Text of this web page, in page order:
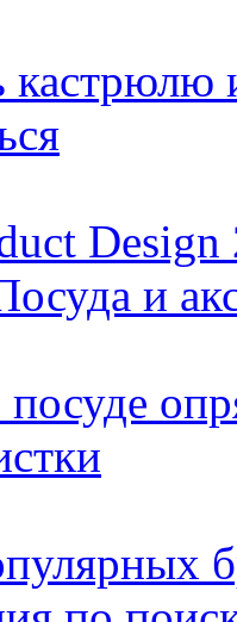
кастрюлю
Design
и
посуде